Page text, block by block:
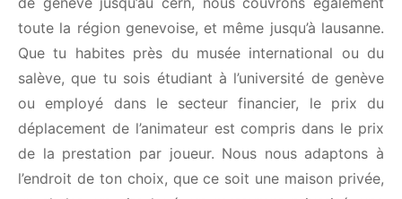
couvrons également toute la région genevoise, et
même jusqu’à lausanne. Que tu habites près du
musée international ou du salève, que tu sois
étudiant à l’université de genève ou employé dans
le secteur financier, le prix du déplacement de
l’animateur est compris dans le prix de la prestation
par joueur. Nous nous adaptons à l’endroit de ton
choix, que ce soit une maison privée, un chalet, un